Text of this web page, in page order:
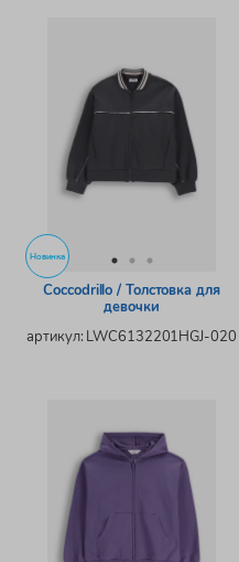
Новинка
Coccodrillo / Толстовка для
девочки
артикул: LWC6132201HGJ-020